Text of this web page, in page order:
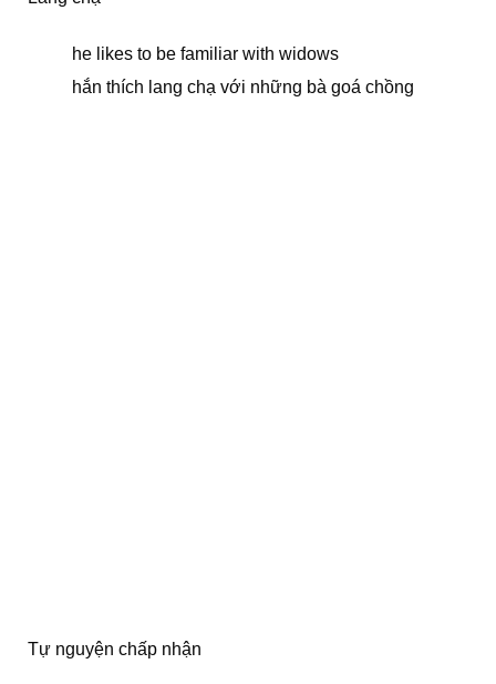
he likes to be familiar with widows
hắn thích lang chạ với những bà goá chồng
Tự nguyện chấp nhận